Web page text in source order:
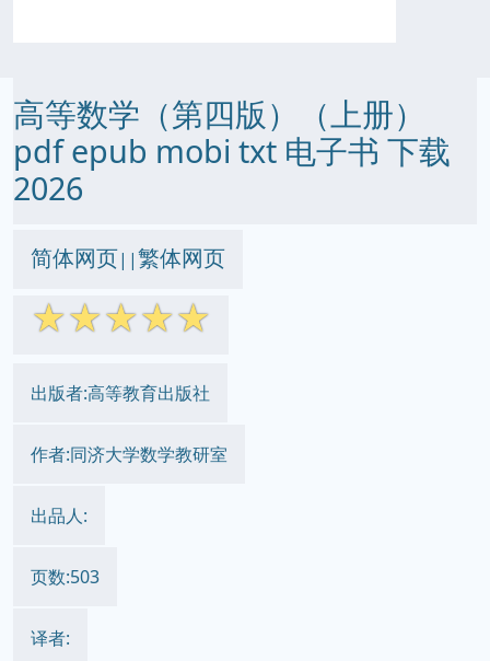
高等数学（第四版）（上册）
pdf epub mobi txt 电子书 下载
2026
简体网页||繁体网页
☆☆☆☆☆
出版者:高等教育出版社
作者:同济大学数学教研室
出品人:
页数:503
译者: